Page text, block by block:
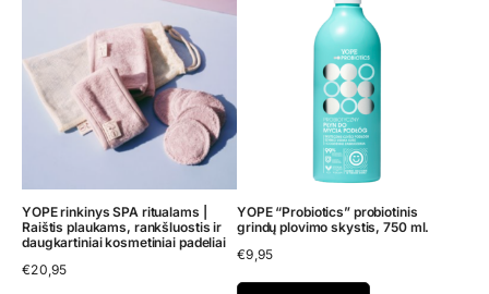
YOPE rinkinys SPA ritualams |
Raištis plaukams, rankšluostis ir
daugkartiniai kosmetiniai padeliai
€20,95
YOPE “Probiotics” probiotinis
grindų plovimo skystis, 750 ml.
€9,95